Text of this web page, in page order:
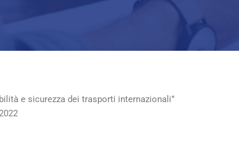
e sicurezza dei trasporti internazionali”